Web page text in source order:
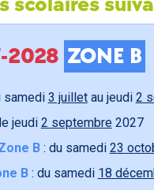
2028 ZONE B
samedi 3 juilletau jeudi 2
jeudi 2 septembre 2027
B: du samedi 23
B: du samedi 18